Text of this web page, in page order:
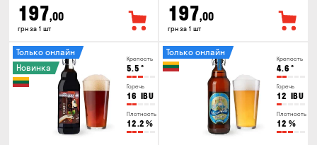
197,00
грн за 1 шт
197,00
грн за 1 шт
Крепость
5.5 °
Горечь
16 IBU
Плотность
12.2 %
Только онлайн
Новинка
Крепость
4.6 °
Горечь
12 IBU
Плотность
12 %
Только онлайн